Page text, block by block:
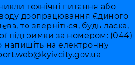
технічні питання або
доопрацювання Єдиного
то зверніться, будь ласка,
підтримки за номером: (044)
напишіть на електронну